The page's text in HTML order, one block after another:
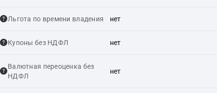
Льгота по времени владения нет
Купоны без НДФЛ нет
Валютная переоценка без
НДФЛ
нет